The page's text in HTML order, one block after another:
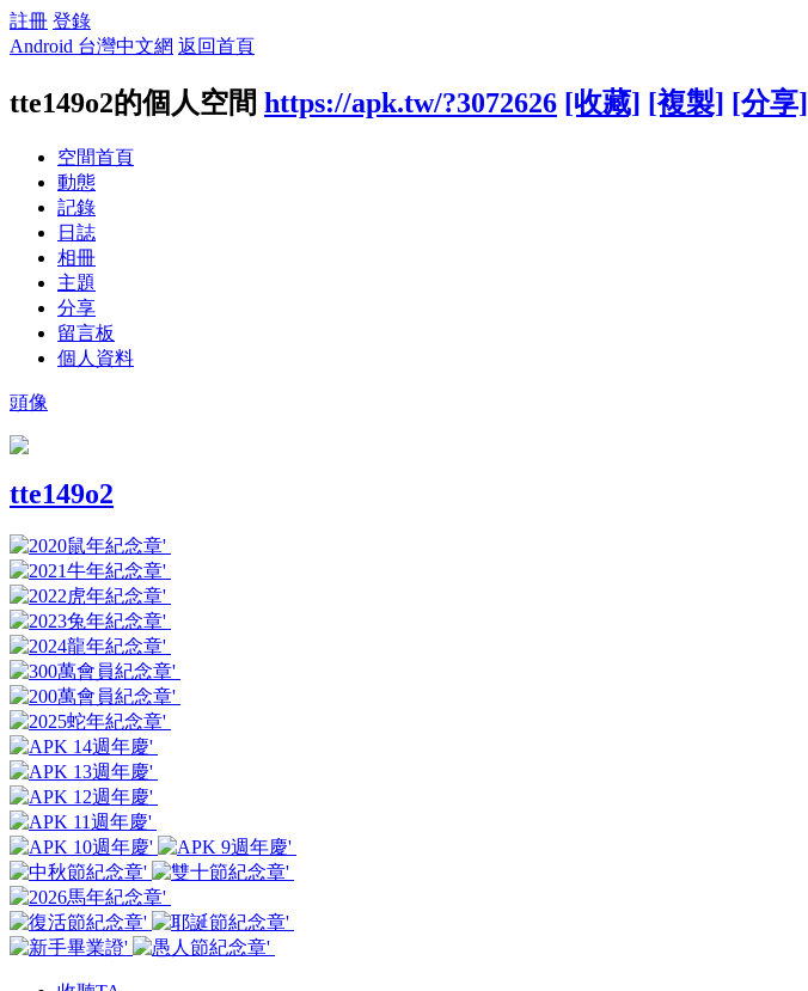
註冊 登錄
Android 台灣中文網 返回首頁
tte149o2的個人空間 https://apk.tw/?3072626 [收藏] [複製] [分享]
空間首頁
動態
記錄
日誌
相冊
主題
分享
留言板
個人資料
頭像
tte149o2